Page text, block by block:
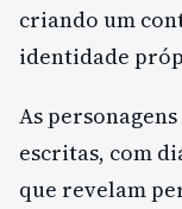
criando um
identidade
As
escritas, com
que revelam